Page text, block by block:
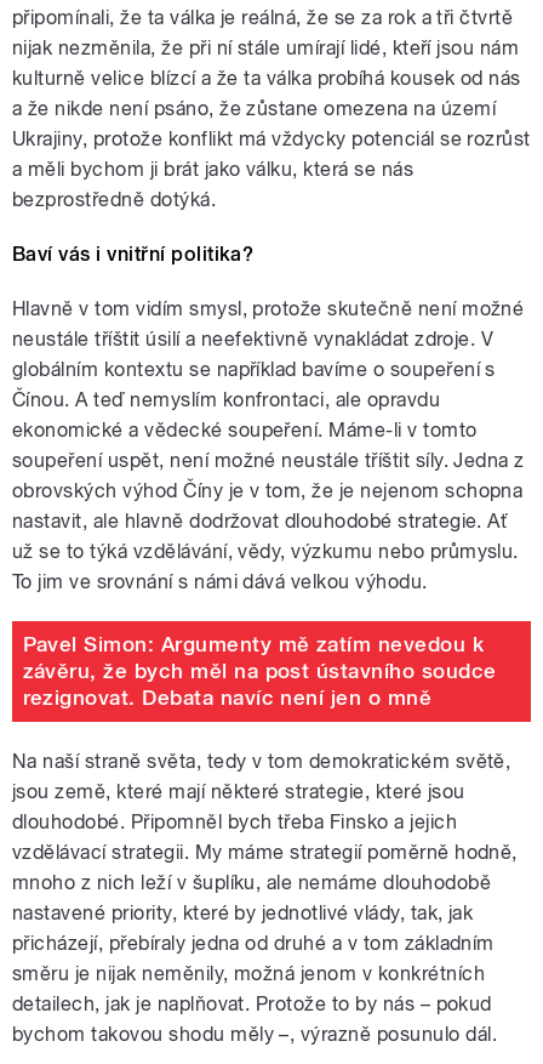
připomínali, že ta válka je reálná, že se za rok a tři čtvrtě
nijak nezměnila, že při ní stále umírají lidé, kteří jsou nám
kulturně velice blízcí a že ta válka probíhá kousek od nás
a že nikde není psáno, že zůstane omezena na území
Ukrajiny, protože konflikt má vždycky potenciál se rozrůst
a měli bychom ji brát jako válku, která se nás
bezprostředně dotýká.
Baví vás i vnitřní politika?
Hlavně v tom vidím smysl, protože skutečně není možné
neustále tříštit úsilí a neefektivně vynakládat zdroje. V
globálním kontextu se například bavíme o soupeření s
Čínou. A teď nemyslím konfrontaci, ale opravdu
ekonomické a vědecké soupeření. Máme-li v tomto
soupeření uspět, není možné neustále tříštit síly. Jedna z
obrovských výhod Číny je v tom, že je nejenom schopna
nastavit, ale hlavně dodržovat dlouhodobé strategie. Ať
už se to týká vzdělávání, vědy, výzkumu nebo průmyslu.
To jim ve srovnání s námi dává velkou výhodu.
Pavel Simon: Argumenty mě zatím nevedou k
závěru, že bych měl na post ústavního soudce
rezignovat. Debata navíc není jen o mně
Na naší straně světa, tedy v tom demokratickém světě,
jsou země, které mají některé strategie, které jsou
dlouhodobé. Připomněl bych třeba Finsko a jejich
vzdělávací strategii. My máme strategií poměrně hodně,
mnoho z nich leží v šuplíku, ale nemáme dlouhodobě
nastavené priority, které by jednotlivé vlády, tak, jak
přicházejí, přebíraly jedna od druhé a v tom základním
směru je nijak neměnily, možná jenom v konkrétních
detailech, jak je naplňovat. Protože to by nás – pokud
bychom takovou shodu měly–, výrazně posunulo dál.